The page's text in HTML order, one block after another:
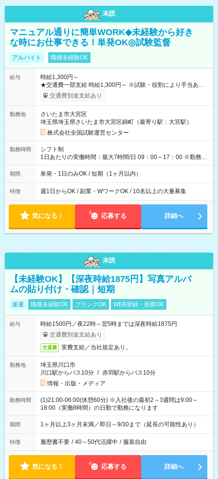
未読
マニュアル通りに簡単WORK◆未経験から好き
な時にお仕事できる！単発OK◎試験監督
アルバイト 職種未経験OK
給与
時給1,300円～
★交通費一部支給 時給1,300円～ ※試験・役割により手当あり
※勤務回数により昇給あり 【即給（前払い）オプションあ
り！】 希望される場合、勤務から1週間ほどで給与の一部を受け
例】 ・河合塾模擬試験 8:30～17:30（休憩1時間） 時給1,300円
×8時間＝日収10,400円＋交通費 ※当日の役割により時給＋100
円の場合あり ・国家試験 7:00～13:30（休憩なし） 時給1,300
円（役割手当＋100円）×6時間＝日収8,400円＋交通費 【試用期
間】試用期間なし
交通費別途支給あり
勤務地
さいたま市大宮区
埼玉県埼玉県さいたま市大宮区錦町（最寄り駅：大宮駅）
株式会社全国試験運営センター
勤務時間
シフト制
1日あたりの実働時間：最大7時間/日 09：00～17：00 ※勤務時
間は 試験により異なります。
期間 単発・1日のみOK / 短期（1ヶ月以内）
特徴 週1日からOK / 副業・WワークOK / 10名以上の大量募集
気になる！ 応募する 詳細へ
未読
【未経験OK】【深夜時給1875円】写真アルバ
ムの貼り付け・確認｜短期
派遣 職種未経験OK ブランクOK WEB登録・面接OK
給与
時給1500円／夜22時～翌5時までは深夜時給1875円
交通費別途支給あり
交通費 実費支給／当社規定あり。
勤務地
埼玉県川口市
川口駅からバス10分 / 赤羽駅からバス10分
情報・出版・メディア
勤務時間
(1)21:00-06:00(休憩60分) ※入社後の最初2～3週間は9:00～
18:00（実働8時間）の日勤で勤務になります
期間 1ヶ月以上3ヶ月未満／即日～9/30まで（延長の可能性あり）
特徴 履歴書不要 / 40～50代活躍中 / 服装自由
気になる！ 応募する 詳細へ